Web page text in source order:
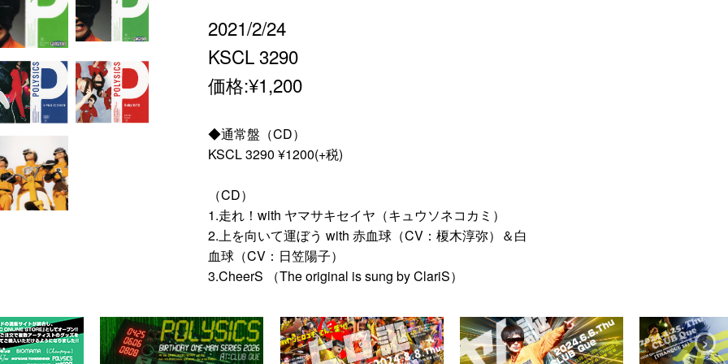
2021/2/24
KSCL 3290
価格:¥1,200
◆通常盤（CD）
KSCL 3290 ¥1200(+税)
（CD）
1.走れ！with ヤマサキセイヤ（キュウソネコカミ）
2.上を向いて運ぼう with 赤血球（CV：榎木淳弥）＆白
血球（CV：日笠陽子）
3.CheerS （The original is sung by ClariS）
›